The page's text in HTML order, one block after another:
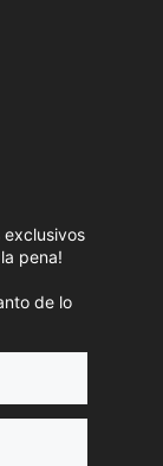
exclusivos
pena!
de lo